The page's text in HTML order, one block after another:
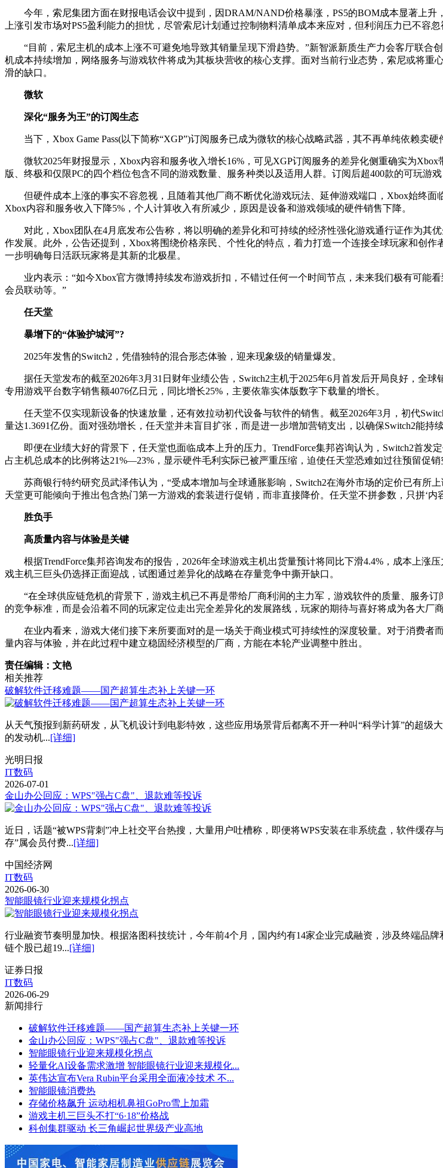
今年，索尼集团方面在财报电话会议中提到，因DRAM/NAND价格暴涨，PS5的BOM成本显著上
上涨引发市场对PS5盈利能力的担忧，尽管索尼计划通过控制物料清单成本来应对，但利润压力已不容忽
“目前，索尼主机的成本上涨不可避免地导致其销量呈现下滑趋势。”新智派新质生产力会客厅联
机成本持续增加，网络服务与游戏软件将成为其板块营收的核心支撑。面对当前行业态势，索尼或将
滑的缺口。
微软
深化“服务为王”的订阅生态
当下，Xbox Game Pass(以下简称“XGP”)订阅服务已成为微软的核心战略武器，其不再单纯依赖卖
微软2025年财报显示，Xbox内容和服务收入增长16%，可见XGP订阅服务的差异化侧重确实为
版、终极和仅限PC的四个档位包含不同的游戏数量、服务种类以及适用人群。订阅后超400款的可玩游
但硬件成本上涨的事实不容忽视，且随着其他厂商不断优化游戏玩法、延伸游戏端口，Xbox始终
Xbox内容和服务收入下降5%，个人计算收入有所减少，原因是设备和游戏领域的硬件销售下降。
对此，Xbox团队在4月底发布公告称，将以明确的差异化和可持续的经济性强化游戏通行证作为其
作发展。此外，公告还提到，Xbox将围绕价格亲民、个性化的特点，着力打造一个连接全球玩家和创
一步明确每日活跃玩家将是其新的北极星。
业内表示：“如今Xbox官方微博持续发布游戏折扣，不错过任何一个时间节点，未来我们极有可能
会员联动等。”
任天堂
暴增下的“体验护城河”?
2025年发售的Switch2，凭借独特的混合形态体验，迎来现象级的销量爆发。
据任天堂发布的截至2026年3月31日财年业绩公告，Switch2主机于2025年6月首发后开局良好，全
专用游戏平台数字销售额4076亿日元，同比增长25%，主要依靠实体版数字下载量的增长。
任天堂不仅实现新设备的快速放量，还有效拉动初代设备与软件的销售。截至2026年3月，初代
量达1.3691亿份。面对强劲增长，任天堂并未盲目扩张，而是进一步增加营销支出，以确保Switch2能持续
即便在业绩大好的背景下，任天堂也面临成本上升的压力。TrendForce集邦咨询认为，Switch2首
占主机总成本的比例将达21%—23%，显示硬件毛利实际已被严重压缩，迫使任天堂恐难如过往预留促销
苏商银行特约研究员武泽伟认为，“受成本增加与全球通胀影响，Switch2在海外市场的定价已有所
天堂更可能倾向于推出包含热门第一方游戏的套装进行促销，而非直接降价。任天堂不拼参数，只拼‘内
胜负手
高质量内容与体验是关键
根据TrendForce集邦咨询发布的报告，2026年全球游戏主机出货量预计将同比下滑4.4%，成本上
戏主机三巨头仍选择正面迎战，试图通过差异化的战略在存量竞争中撕开缺口。
“在全球供应链危机的背景下，游戏主机已不再是带给厂商利润的主力军，游戏软件的质量、服务
的竞争标准，而是会沿着不同的玩家定位走出完全差异化的发展路线，玩家的期待与喜好将成为各大厂
在业内看来，游戏大佬们接下来所要面对的是一场关于商业模式可持续性的深度较量。对于消费
量内容与体验，并在此过程中建立稳固经济模型的厂商，方能在本轮产业调整中胜出。
责任编辑：文艳
相关推荐
破解软件迁移难题——国产超算生态补上关键一环
从天气预报到新药研发，从飞机设计到电影特效，这些应用场景背后都离不开一种叫“科学计算”的超
的发动机...[详细]
光明日报
IT数码
2026-07-01
金山办公回应：WPS"强占C盘"、退款难等投诉
近日，话题“被WPS背刺”冲上社交平台热搜，大量用户吐槽称，即便将WPS安装在非系统盘，软件缓
存”属会员付费...[详细]
中国经济网
IT数码
2026-06-30
智能眼镜行业迎来规模化拐点
行业融资节奏明显加快。根据洛图科技统计，今年前4个月，国内约有14家企业完成融资，涉及终端品
链个股已超19...[详细]
证券日报
IT数码
2026-06-29
新闻排行
破解软件迁移难题——国产超算生态补上关键一环
金山办公回应：WPS"强占C盘"、退款难等投诉
智能眼镜行业迎来规模化拐点
轻量化AI设备需求激增 智能眼镜行业迎来规模化...
英伟达宣布Vera Rubin平台采用全面液冷技术 不...
智能眼镜消费热
存储价格飙升 运动相机鼻祖GoPro雪上加霜
游戏主机三巨头不打“6·18”价格战
科创集群驱动 长三角崛起世界级产业高地